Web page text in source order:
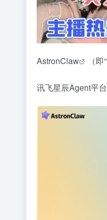
AstronClaw （
讯飞星辰Agent平